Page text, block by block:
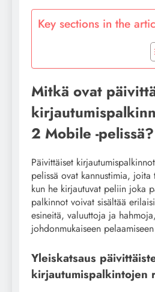
Key sections in the
Mitkä ovat
2 Mobile -pelissä?
Päivittäiset kirjautumispalkinnot
pelissä ovat kannustimia,
kun he kirjautuvat peliin joka
palkinnot voivat sisältää
esineitä, valuuttoja ja
johdonmukaiseen
Yleiskatsaus
kirjautumispalkintojen